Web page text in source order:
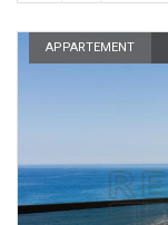
APPARTEMENT